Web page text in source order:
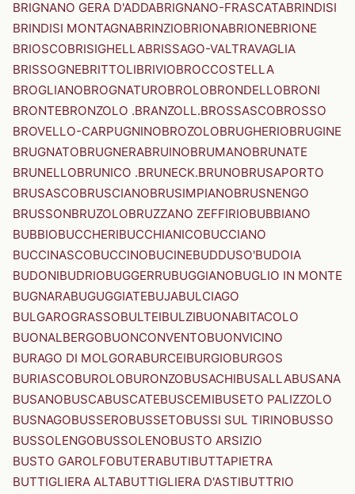
BRIGNANO GERA D'ADDABRIGNANO-FRASCATABRINDISI
BRINDISI MONTAGNABRINZIOBRIONABRIONEBRIONE
BRIOSCOBRISIGHELLABRISSAGO-VALTRAVAGLIA
BRISSOGNEBRITTOLIBRIVIOBROCCOSTELLA
BROGLIANOBROGNATUROBROLOBRONDELLOBRONI
BRONTEBRONZOLO .BRANZOLL.BROSSASCOBROSSO
BROVELLO-CARPUGNINOBROZOLOBRUGHERIOBRUGINE
BRUGNATOBRUGNERABRUINOBRUMANOBRUNATE
BRUNELLOBRUNICO .BRUNECK.BRUNOBRUSAPORTO
BRUSASCOBRUSCIANOBRUSIMPIANOBRUSNENGO
BRUSSONBRUZOLOBRUZZANO ZEFFIRIOBUBBIANO
BUBBIOBUCCHERIBUCCHIANICOBUCCIANO
BUCCINASCOBUCCINOBUCINEBUDDUSO'BUDOIA
BUDONIBUDRIOBUGGERRUBUGGIANOBUGLIO IN MONTE
BUGNARABUGUGGIATEBUJABULCIAGO
BULGAROGRASSOBULTEIBULZIBUONABITACOLO
BUONALBERGOBUONCONVENTOBUONVICINO
BURAGO DI MOLGORABURCEIBURGIOBURGOS
BURIASCOBUROLOBURONZOBUSACHIBUSALLABUSANA
BUSANOBUSCABUSCATEBUSCEMIBUSETO PALIZZOLO
BUSNAGOBUSSEROBUSSETOBUSSI SUL TIRINOBUSSO
BUSSOLENGOBUSSOLENOBUSTO ARSIZIO
BUSTO GAROLFOBUTERABUTIBUTTAPIETRA
BUTTIGLIERA ALTABUTTIGLIERA D'ASTIBUTTRIO